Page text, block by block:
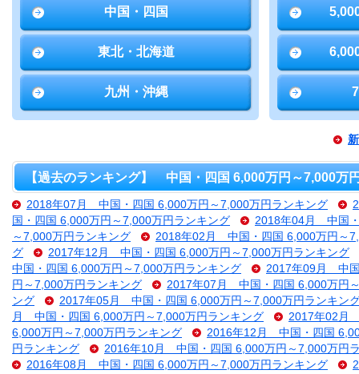
中国・四国
東北・北海道
九州・沖縄
【過去のランキング】 中国・四国 6,000万円～7,000万
2018年07月 中国・四国 6,000万円～7,000万円ランキング
国・四国 6,000万円～7,000万円ランキング
2018年04月 中国
～7,000万円ランキング
2018年02月 中国・四国 6,000万円～
グ
2017年12月 中国・四国 6,000万円～7,000万円ランキング
中国・四国 6,000万円～7,000万円ランキング
2017年09月 中国
円～7,000万円ランキング
2017年07月 中国・四国 6,000万円
ング
2017年05月 中国・四国 6,000万円～7,000万円ランキン
月 中国・四国 6,000万円～7,000万円ランキング
2017年02月
6,000万円～7,000万円ランキング
2016年12月 中国・四国
円ランキング
2016年10月 中国・四国 6,000万円～7,000万円
2016年08月 中国・四国 6,000万円～7,000万円ランキング